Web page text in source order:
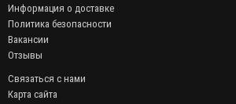
Информация о доставке
Политика безопасности
Вакансии
Отзывы
Связаться с нами
Карта сайта